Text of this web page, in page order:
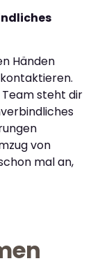
Händen
steht dir
von
mal an,